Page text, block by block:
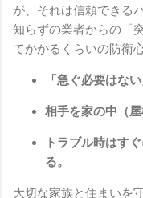
が、それは信頼できる
知らずの業者からの「
てかかるくらいの防衛
「急ぐ必要はな
相手を家の中（屋
トラブル時はす
る。
大切な家族と住まいを